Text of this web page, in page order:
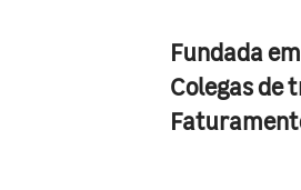
Fundada em
Colegas de